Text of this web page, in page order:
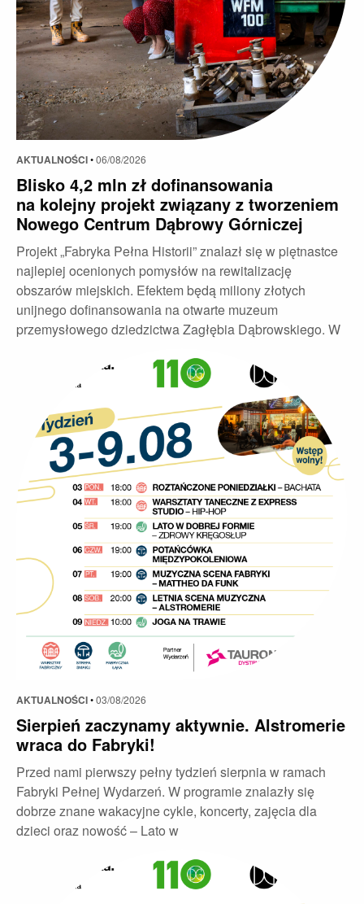
AKTUALNOŚCI•06/08/2026
Blisko 4,2 mln zł dofinansowania
na kolejny projekt związany z tworzeniem
Nowego Centrum Dąbrowy Górniczej
Projekt „Fabryka Pełna Historii” znalazł się w piętnastce
najlepiej ocenionych pomysłów na rewitalizację
obszarów miejskich. Efektem będą miliony złotych
unijnego dofinansowania na otwarte muzeum
przemysłowego dziedzictwa Zagłębia Dąbrowskiego. W
AKTUALNOŚCI•03/08/2026
Sierpień zaczynamy aktywnie. Alstromerie
wraca do Fabryki!
Przed nami pierwszy pełny tydzień sierpnia w ramach
Fabryki Pełnej Wydarzeń. W programie znalazły się
dobrze znane wakacyjne cykle, koncerty, zajęcia dla
dzieci oraz nowość – Lato w